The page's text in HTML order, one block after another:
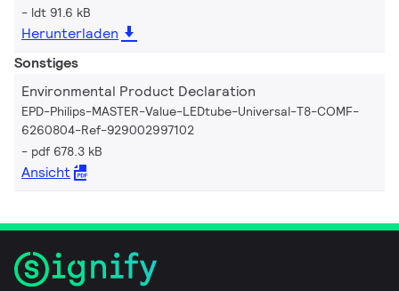
ldt 91.6 kB
Herunterladen
Sonstiges
Environmental Product Declaration
EPD-Philips-MASTER-Value-LEDtube-Universal-T8-COMF-
6260804-Ref-929002997102
pdf 678.3 kB
Ansicht